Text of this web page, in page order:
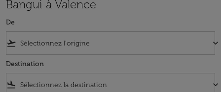
Bangui à Valence
De
flight_takeoff keyboard_arrow_down
Destination
flight_land keyboard_arrow_down